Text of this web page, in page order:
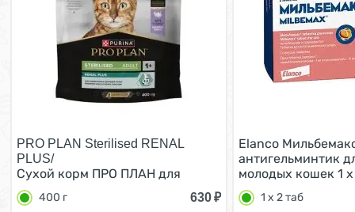
PRO PLAN Sterilised RENAL
PLUS/
Сухой корм ПРО ПЛАН для
взрослых кошек для
поддержания здоровья почек
400 г 630₽
Elanco
антигельминтик
молодых кошек 1 х
1 х 2 таб